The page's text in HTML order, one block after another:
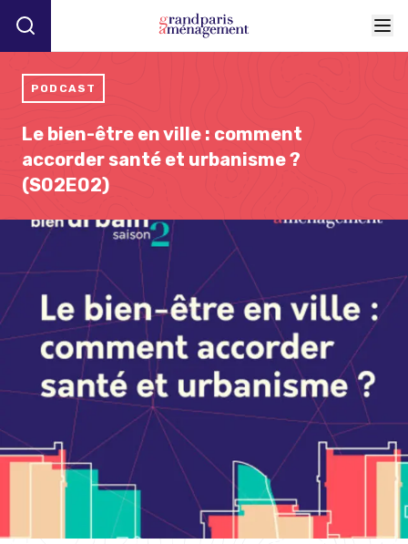
PODCAST
Le bien-être en ville : comment
accorder santé et urbanisme ?
(S02E02)